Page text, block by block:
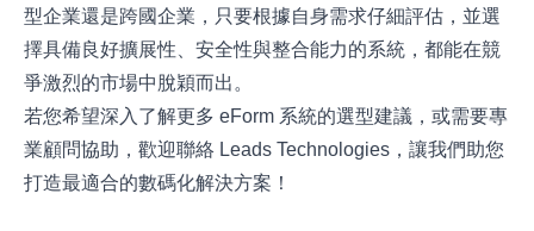
型企業還是跨國企業，只要根據自身需求仔細評估，並選
擇具備良好擴展性、安全性與整合能力的系統，都能在競
爭激烈的市場中脫穎而出。
若您希望深入了解更多 eForm 系統的選型建議，或需要專
業顧問協助，歡迎聯絡 Leads Technologies ，讓我們助您
打造最適合的數碼化解決方案！